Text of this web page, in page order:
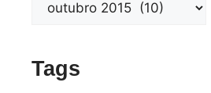
Tags